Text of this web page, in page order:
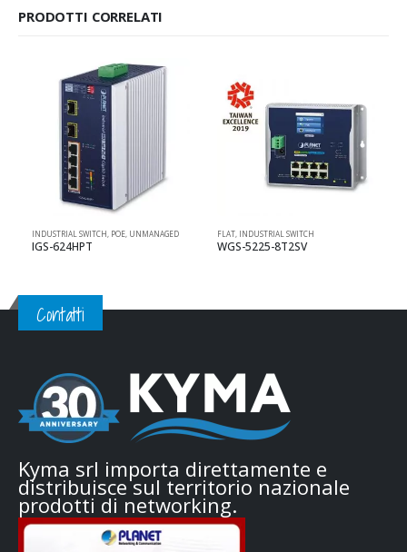
PRODOTTI CORRELATI
INDUSTRIAL SWITCH POE UNMANAGED
IGS-624HPT
FLAT INDUSTRIAL SWITCH
WGS-5225-8T2SV
Contatti
Kyma srl importa direttamente e
distribuisce sul territorio nazionale
prodotti di networking.